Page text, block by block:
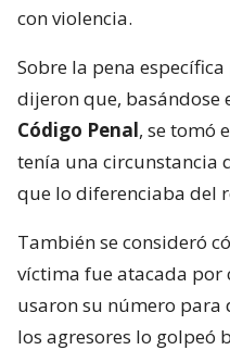
con violencia.
Sobre la pena
dijeron que, basándose
Código Penal, se tomó
tenía una circunstancia
que lo diferenciaba del
También se consideró
víctima fue atacada por
usaron su número para
los agresores lo golpeó